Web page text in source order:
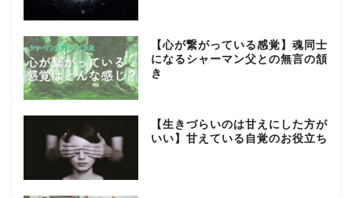
【心が繋がっている感覚】魂同士
になるシャーマン父との無言の頷
き
【生きづらいのは甘えにした方が
いい】甘えている自覚のお役立ち